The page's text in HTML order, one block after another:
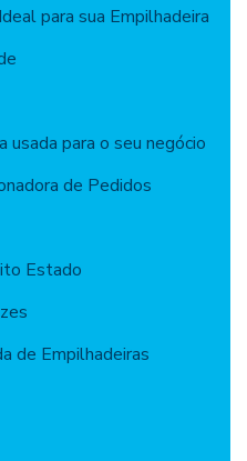
para sua Empilhadeira
usada para o seu negócio
de Pedidos
Estado
de Empilhadeiras